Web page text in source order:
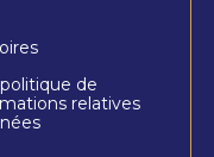
de
relatives